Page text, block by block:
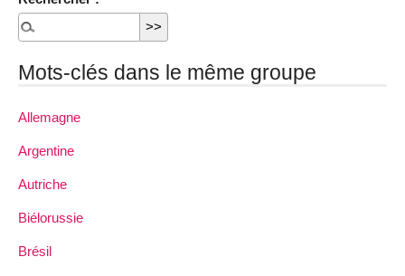
Mots-clés dans le même groupe
Allemagne
Argentine
Autriche
Biélorussie
Brésil